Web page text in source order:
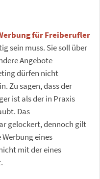
für Freiberufler
sein muss. Sie soll über
Angebote
dürfen nicht
Zu sagen, dass der
ist als der in Praxis
Das
gelockert, dennoch gilt
eines
mit der eines